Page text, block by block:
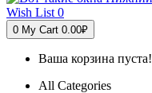
Wish List 0
0 My Cart 0.00₽
Ваша корзина пуста!
All Categories